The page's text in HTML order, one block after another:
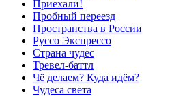
Приехали!
Пробный переезд
Пространства в России
Руссо Экспрессо
Страна чудес
Тревел-баттл
Чё делаем? Куда идём?
Чудеса света